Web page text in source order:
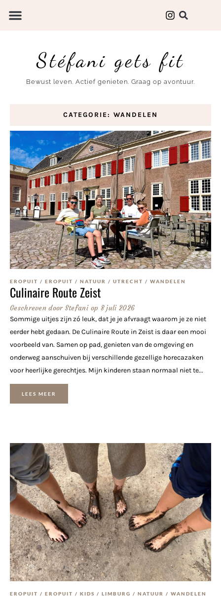
Stéfani gets fit
Bewust leven. Actief genieten. Graag op avontuur.
CATEGORIE: WANDELEN
EROPUIT / EROPUIT / NATUUR / UTRECHT / WANDELEN
Culinaire Route Zeist
Geschreven doorStefani op 8 juli 2026
Sommige uitjes zijn zó leuk, dat je je afvraagt waarom je ze niet
eerder hebt gedaan. De Culinaire Route in Zeist is daar een mooi
voorbeeld van. Samen op pad, genieten van de omgeving en
onderweg aanschuiven bij verschillende gezellige horecazaken
voor heerlijke gerechtjes. Mijn kinderen staan normaal niet te...
LEES MEER
EROPUIT / EROPUIT / KIDS / LIMBURG / NATUUR / WANDELEN